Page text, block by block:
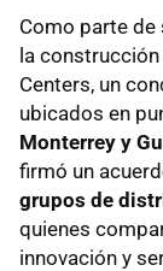
Como parte de
la
Centers, un
ubicados en
Monterrey y
firmó un
grupos de
quienes
innovación y